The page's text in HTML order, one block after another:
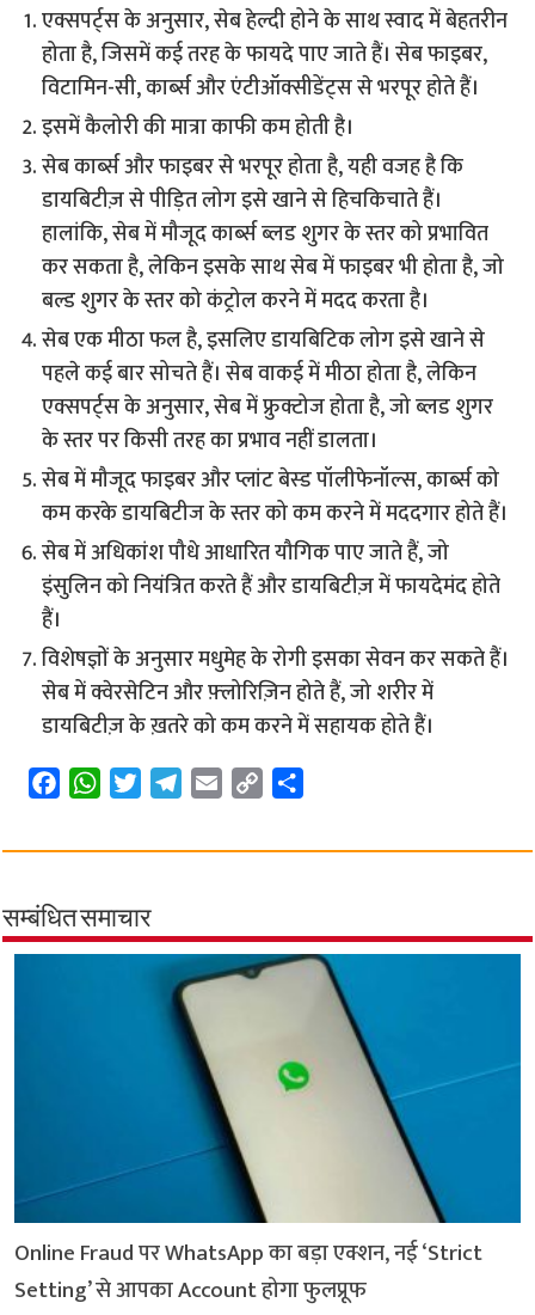
एक्सपर्ट्स के अनुसार, सेब हेल्दी होने के साथ स्वाद में बेहतरीन
होता है, जिसमें कई तरह के फायदे पाए जाते हैं। सेब फाइबर,
विटामिन-सी, कार्ब्स और एंटीऑक्सीडेंट्स से भरपूर होते हैं।
इसमें कैलोरी की मात्रा काफी कम होती है।
सेब कार्ब्स और फाइबर से भरपूर होता है, यही वजह है कि
डायबिटीज़ से पीड़ित लोग इसे खाने से हिचकिचाते हैं।
हालांकि, सेब में मौजूद कार्ब्स ब्लड शुगर के स्तर को प्रभावित
कर सकता है, लेकिन इसके साथ सेब में फाइबर भी होता है, जो
बल्ड शुगर के स्तर को कंट्रोल करने में मदद करता है।
सेब एक मीठा फल है, इसलिए डायबिटिक लोग इसे खाने से
पहले कई बार सोचते हैं। सेब वाकई में मीठा होता है, लेकिन
एक्सपर्ट्स के अनुसार, सेब में फ्रुक्टोज होता है, जो ब्लड शुगर
के स्तर पर किसी तरह का प्रभाव नहीं डालता।
सेब में मौजूद फाइबर और प्लांट बेस्ड पॉलीफेनॉल्स, कार्ब्स को
कम करके डायबिटीज के स्तर को कम करने में मददगार होते हैं।
सेब में अधिकांश पौधे आधारित यौगिक पाए जाते हैं, जो
इंसुलिन को नियंत्रित करते हैं और डायबिटीज़ में फायदेमंद होते
हैं।
विशेषज्ञों के अनुसार मधुमेह के रोगी इसका सेवन कर सकते हैं।
सेब में क्वेरसेटिन और फ़्लोरिज़िन होते हैं, जो शरीर में
डायबिटीज़ के ख़तरे को कम करने में सहायक होते हैं।
F
c
b
o
W
a
s
A
T
i
t
e
T
l
r
a
m
E
a
C
p
i
n
a
सम्बंधित समाचार
Online Fraud पर WhatsApp का बड़ा एक्शन, नई ‘Strict
Setting’ से आपका Account होगा फुलप्रूफ